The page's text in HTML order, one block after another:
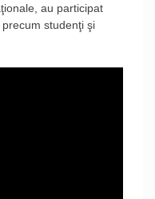
au participat
studenţi şi